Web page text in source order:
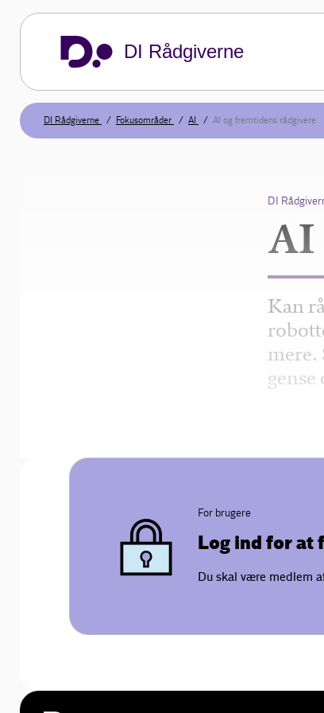
DI Rådgiverne
DI Rådgiverne Fokusområder AI AI og fremtidens rådgivere
DI
AI
Kan
mere.
For brugere
Log ind for at
Du skal være medlem